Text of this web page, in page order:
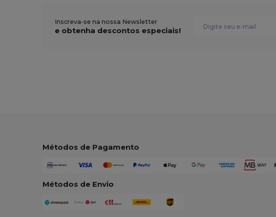
Inscreva-se na nossa Newsletter
e obtenha descontos especiais!
Métodos de Pagamento
Métodos de Envio